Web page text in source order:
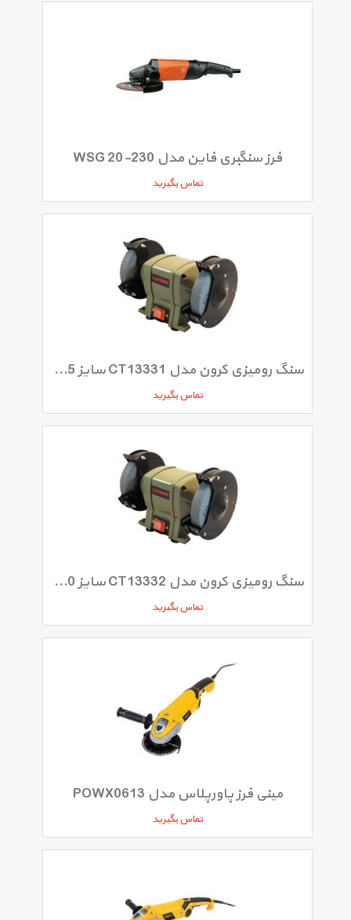
فرز سنگبری فاین مدل WSG 20-230
تماس بگیرید
سنگ رومیزی کرون مدل CT13331 سایز 125 میلی‌متر
تماس بگیرید
سنگ رومیزی کرون مدل CT13332 سایز 150 میلی‌متر
تماس بگیرید
مینی فرز پاورپلاس مدل POWX0613
تماس بگیرید